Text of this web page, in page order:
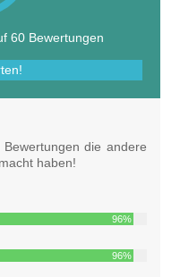
60 Bewertungen
die andere
haben!
96%
96%